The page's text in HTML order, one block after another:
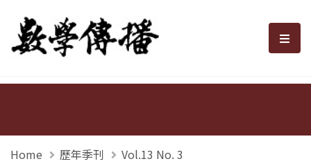
數學傳播 選
Home 歷年季刊 Vol.13 No. 3